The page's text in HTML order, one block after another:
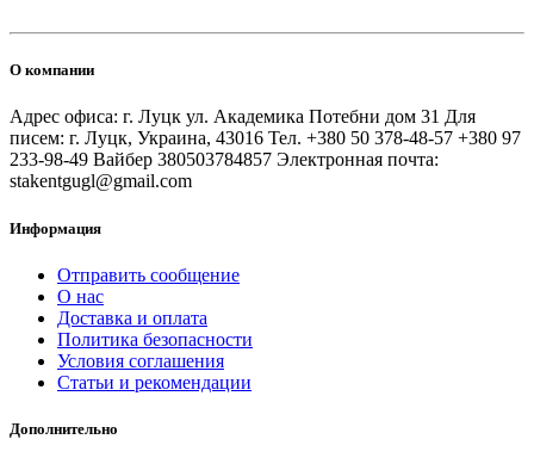
О компании
Адрес офиса: г. Луцк ул. Академика Потебни дом 31 Для
писем: г. Луцк, Украина, 43016 Тел. +380 50 378-48-57 +380 97
233-98-49 Вайбер 380503784857 Электронная почта:
stakentgugl@gmail.com
Информация
Отправить сообщение
О нас
Доставка и оплата
Политика безопасности
Условия соглашения
Статьи и рекомендации
Дополнительно